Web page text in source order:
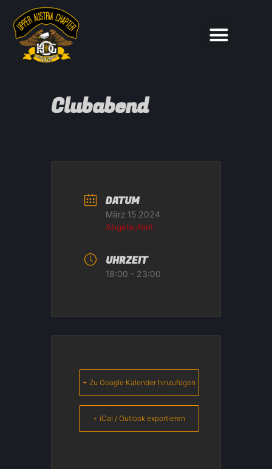
Clubabend
DATUM
März 15 2024
Abgelaufen!
UHRZEIT
18:00 - 23:00
+ Zu Google Kalender hinzufügen
+ iCal / Outlook exportieren